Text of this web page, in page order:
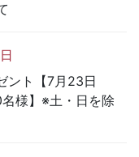
ント【7月23日
様】※土・日を除